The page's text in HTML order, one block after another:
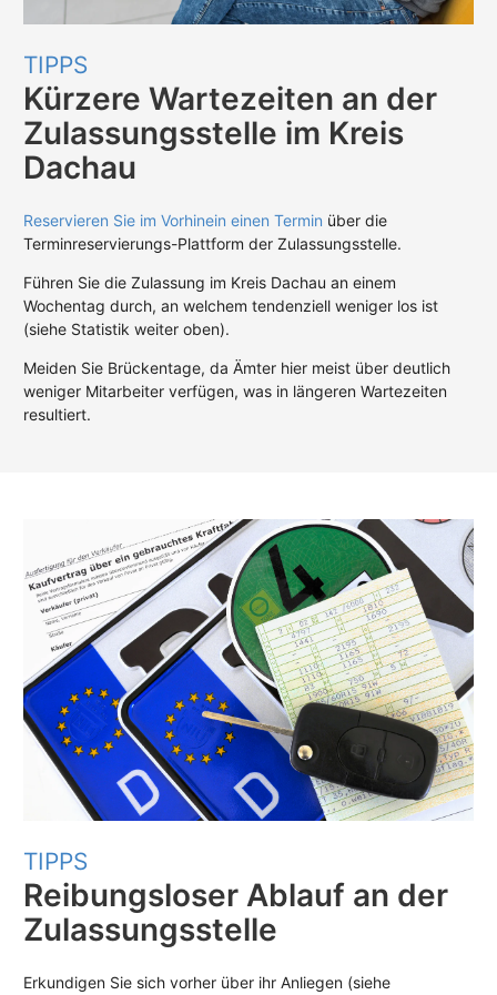
TIPPS
Kürzere Wartezeiten an der
Zulassungsstelle im Kreis
Dachau
Reservieren Sie im Vorhinein einen Termin über die
Terminreservierungs-Plattform der Zulassungsstelle.
Führen Sie die Zulassung im Kreis Dachau an einem
Wochentag durch, an welchem tendenziell weniger los ist
(siehe Statistik weiter oben).
Meiden Sie Brückentage, da Ämter hier meist über deutlich
weniger Mitarbeiter verfügen, was in längeren Wartezeiten
resultiert.
TIPPS
Reibungsloser Ablauf an der
Zulassungsstelle
Erkundigen Sie sich vorher über ihr Anliegen (siehe